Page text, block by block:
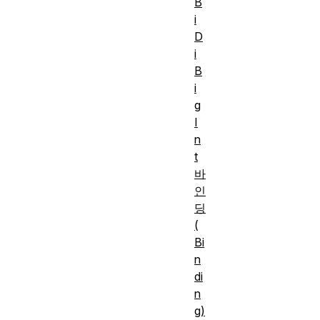
i
D
i
B
i
g
I
n
t
바
인
딩
(
Bi
n
di
n
g)